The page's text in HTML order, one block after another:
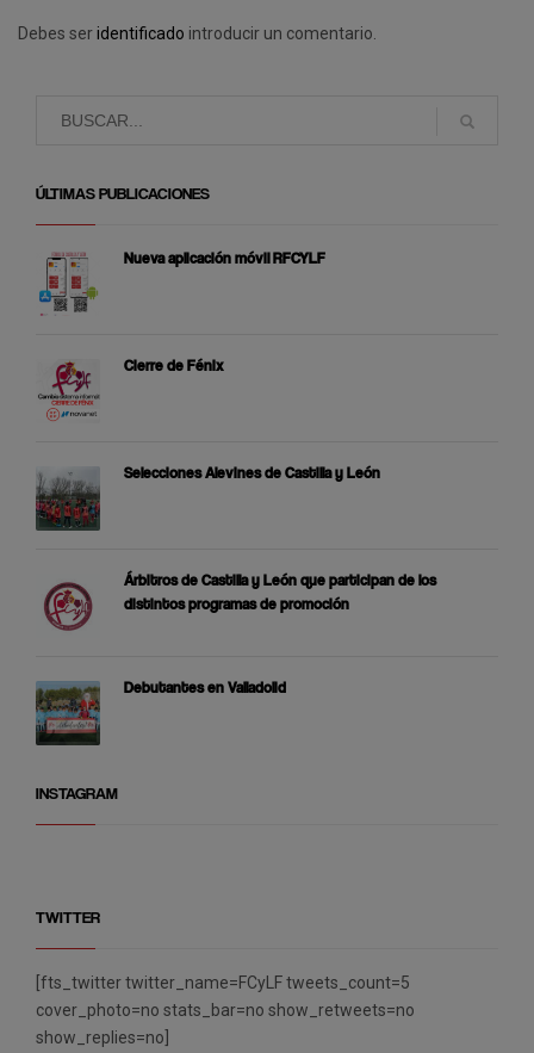
Debes seridentificado introducir un comentario.
ÚLTIMAS PUBLICACIONES
Nueva aplicación móvil RFCYLF
Cierre de Fénix
Selecciones Alevines de Castilla y León
Árbitros de Castilla y León que participan de los
distintos programas de promoción
Debutantes en Valladolid
INSTAGRAM
TWITTER
[fts_twitter twitter_name=FCyLF tweets_count=5
cover_photo=no stats_bar=no show_retweets=no
show_replies=no]